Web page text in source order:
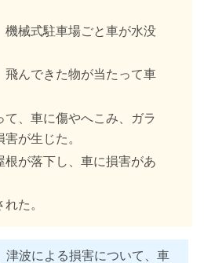
機械式駐車場ごと車が水没
飛んできた物が当たって車
て、車に傷やへこみ、ガラ
が生じた。
根が落下し、車に損害があ
た。
津波による損害について、車